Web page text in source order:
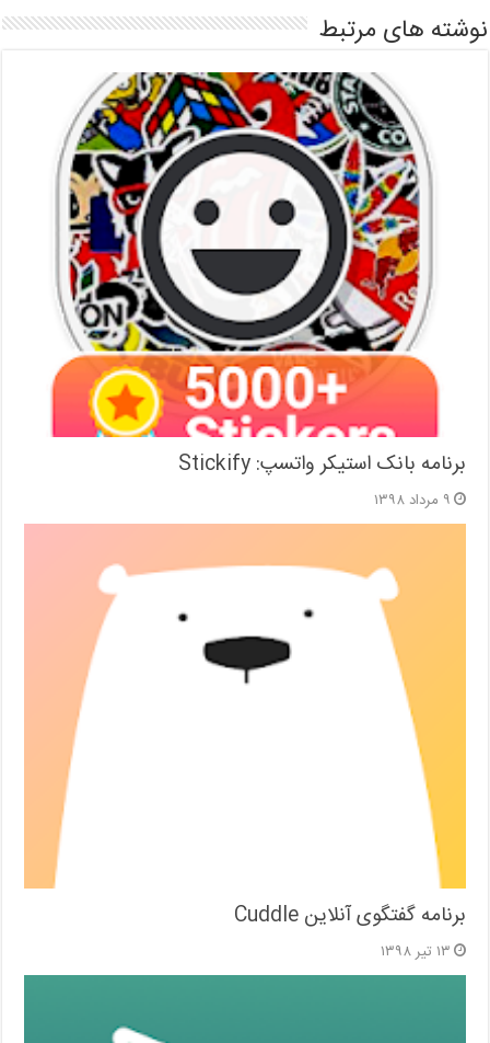
نوشته های مرتبط
برنامه بانک استیکر واتسپ: Stickify
۹ مرداد ۱۳۹۸
برنامه گفتگوی آنلاین Cuddle
۱۳ تیر ۱۳۹۸